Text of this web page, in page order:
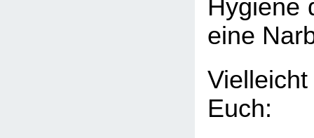
Hygiene
eine
Euch: